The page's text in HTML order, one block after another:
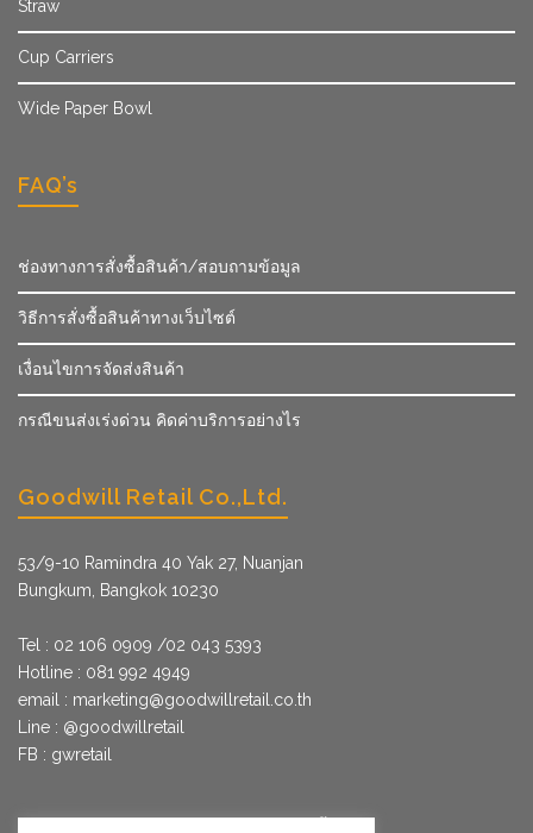
Straw
Cup Carriers
Wide Paper Bowl
FAQ’s
ช่องทางการสั่งซื้อสินค้า/สอบถามข้อมูล
วิธีการสั่งซื้อสินค้าทางเว็บไซต์
เงื่อนไขการจัดส่งสินค้า
กรณีขนส่งเร่งด่วน คิดค่าบริการอย่างไร
Goodwill Retail Co.,Ltd.
53/9­-10 Ramindra 40 Yak 27, Nuanjan
Bungkum, Bangkok 10230
Tel : 02 106 0909 /02 043 5393
Hotline : 081 992 4949
email : marketing@goodwillretail.co.th
Line : @goodwillretail
FB : gwretail